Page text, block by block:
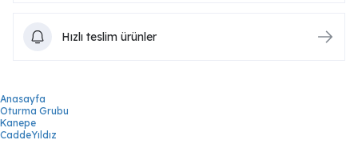
Hızlı teslim ürünler
Anasayfa
Oturma Grubu
Kanepe
CaddeYıldız